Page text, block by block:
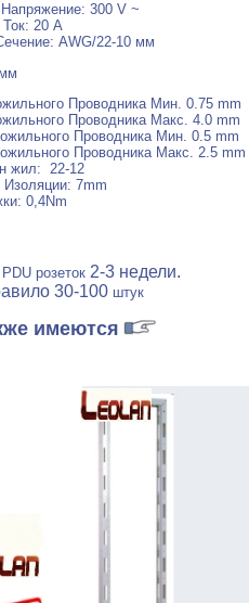
300 V ~
20 A
AWG/22-10 мм
Проводника Мин. 0.75 mm
Проводника Макс. 4.0 mm
Проводника Мин. 0.5 mm
Проводника Макс. 2.5 mm
жил: 22-12
7mm
0,4Nm
PDU розеток2-3 недели.
30-100 штук
имеются